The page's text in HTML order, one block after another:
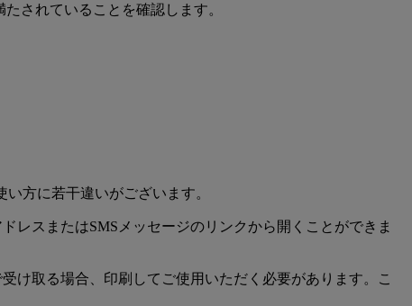
されていることを確認します。
方に若干違いがございます。
レスまたはSMSメッセージのリンクから開くことができま
け取る場合、印刷してご使用いただく必要があります。こ